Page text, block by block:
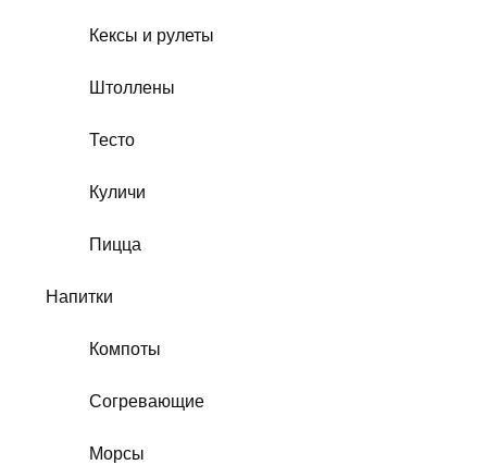
Кексы и рулеты
Штоллены
Тесто
Куличи
Пицца
Напитки
Компоты
Согревающие
Морсы